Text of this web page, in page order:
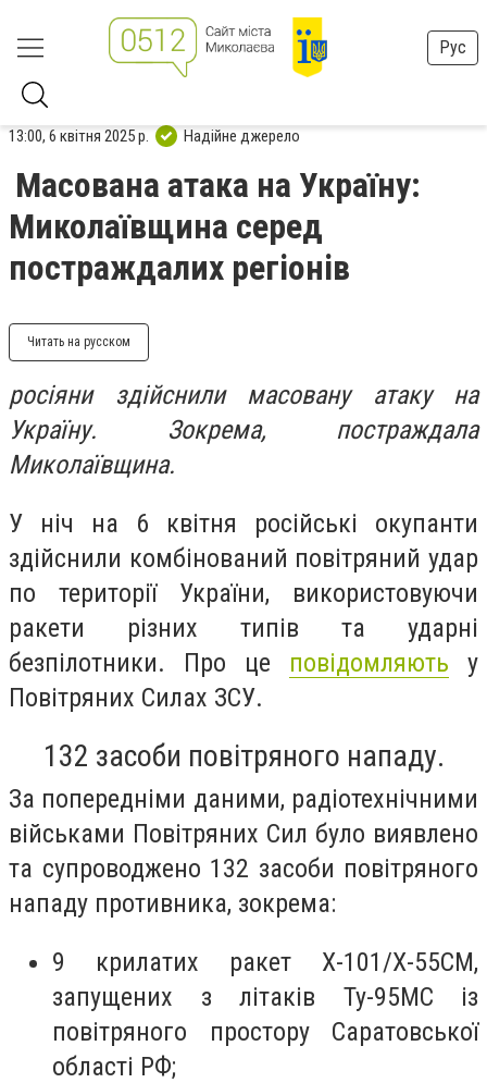
Рус
13:00, 6 квітня 2025 р. Надійне джерело
Масована атака на Україну:
Миколаївщина серед
постраждалих регіонів
Читать на русском
росіяни здійснили масовану атаку на
Україну. Зокрема, постраждала
Миколаївщина.
У ніч на 6 квітня російські окупанти
здійснили комбінований повітряний удар
по території України, використовуючи
ракети різних типів та ударні
безпілотники. Про це повідомляють у
Повітряних Силах ЗСУ.
132 засоби повітряного нападу.
За попередніми даними, радіотехнічними
військами Повітряних Сил було виявлено
та супроводжено 132 засоби повітряного
нападу противника, зокрема:
9 крилатих ракет Х-101/Х-55СМ,
запущених з літаків Ту-95МС із
повітряного простору Саратовської
області РФ;​